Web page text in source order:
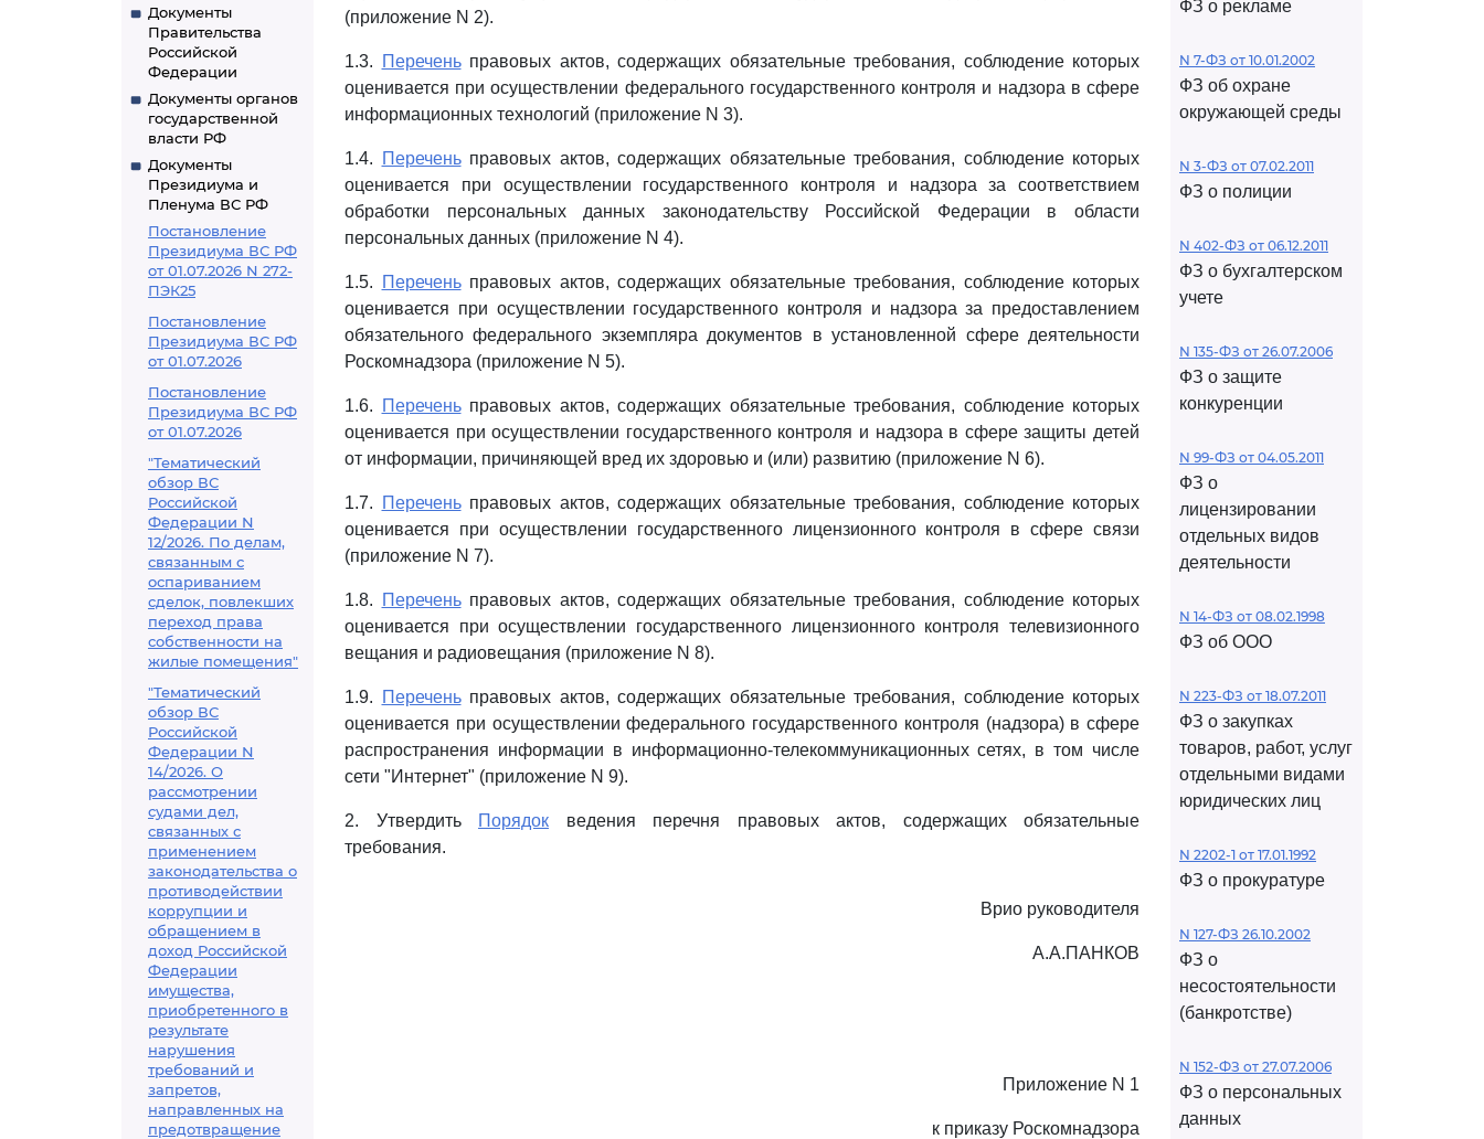
Документы
Правительства
Российской
Федерации
Документы органов
государственной
власти РФ
Документы
Президиума и
Пленума ВС РФ
Постановление
Президиума ВС РФ
от 01.07.2026 N 272-
ПЭК25
Постановление
Президиума ВС РФ
от 01.07.2026
Постановление
Президиума ВС РФ
от 01.07.2026
"Тематический
обзор ВС
Российской
Федерации N
12/2026. По делам,
связанным с
оспариванием
сделок, повлекших
переход права
собственности на
жилые помещения"
"Тематический
обзор ВС
Российской
Федерации N
14/2026. О
рассмотрении
судами дел,
связанных с
применением
законодательства о
противодействии
коррупции и
обращением в
доход Российской
Федерации
имущества,
приобретенного в
результате
нарушения
требований и
запретов,
направленных на
предотвращение
(приложение N 2).
1.3. Переченьправовых актов, содержащих обязательные требования, соблюдение которых
оценивается при осуществлении федерального государственного контроля и надзора в сфере
информационных технологий (приложение N 3).
1.4. Переченьправовых актов, содержащих обязательные требования, соблюдение которых
оценивается при осуществлении государственного контроля и надзора за соответствием
обработки персональных данных законодательству Российской Федерации в области
персональных данных (приложение N 4).
1.5. Переченьправовых актов, содержащих обязательные требования, соблюдение которых
оценивается при осуществлении государственного контроля и надзора за предоставлением
обязательного федерального экземпляра документов в установленной сфере деятельности
Роскомнадзора (приложение N 5).
1.6. Переченьправовых актов, содержащих обязательные требования, соблюдение которых
оценивается при осуществлении государственного контроля и надзора в сфере защиты детей
от информации, причиняющей вред их здоровью и (или) развитию (приложение N 6).
1.7. Переченьправовых актов, содержащих обязательные требования, соблюдение которых
оценивается при осуществлении государственного лицензионного контроля в сфере связи
(приложение N 7).
1.8. Переченьправовых актов, содержащих обязательные требования, соблюдение которых
оценивается при осуществлении государственного лицензионного контроля телевизионного
вещания и радиовещания (приложение N 8).
1.9. Переченьправовых актов, содержащих обязательные требования, соблюдение которых
оценивается при осуществлении федерального государственного контроля (надзора) в сфере
распространения информации в информационно-телекоммуникационных сетях, в том числе
сети "Интернет" (приложение N 9).
2. Утвердить Порядок ведения перечня правовых актов, содержащих обязательные
требования.
Врио руководителя
А.А.ПАНКОВ
Приложение N 1
к приказу Роскомнадзора
ФЗ о рекламе
N 7-ФЗ от 10.01.2002
ФЗ об охране
окружающей среды
N 3-ФЗ от 07.02.2011
ФЗ о полиции
N 402-ФЗ от 06.12.2011
ФЗ о бухгалтерском
учете
N 135-ФЗ от 26.07.2006
ФЗ о защите
конкуренции
N 99-ФЗ от 04.05.2011
ФЗ о
лицензировании
отдельных видов
деятельности
N 14-ФЗ от 08.02.1998
ФЗ об ООО
N 223-ФЗ от 18.07.2011
ФЗ о закупках
товаров, работ, услуг
отдельными видами
юридических лиц
N 2202-1 от 17.01.1992
ФЗ о прокуратуре
N 127-ФЗ 26.10.2002
ФЗ о
несостоятельности
(банкротстве)
N 152-ФЗ от 27.07.2006
ФЗ о персональных
данных